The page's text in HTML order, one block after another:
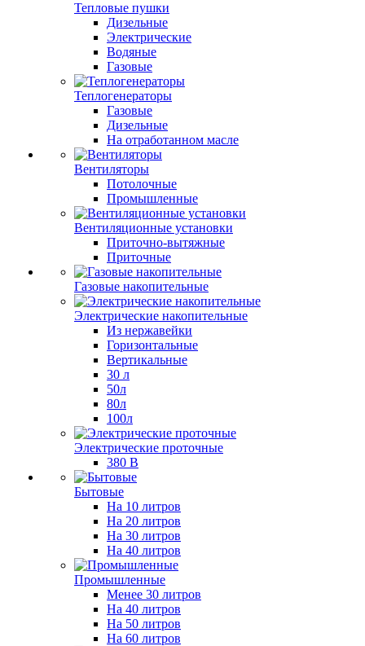
Тепловые пушки
Дизельные
Электрические
Водяные
Газовые
Теплогенераторы
Газовые
Дизельные
На отработанном масле
Вентиляторы
Потолочные
Промышленные
Вентиляционные установки
Приточно-вытяжные
Приточные
Газовые накопительные
Электрические накопительные
Из нержавейки
Горизонтальные
Вертикальные
30 л
50л
80л
100л
Электрические проточные
380 В
Бытовые
На 10 литров
На 20 литров
На 30 литров
На 40 литров
Промышленные
Менее 30 литров
На 40 литров
На 50 литров
На 60 литров